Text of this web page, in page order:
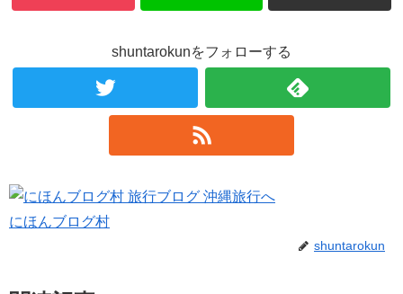
shuntarokunをフォローする
にほんブログ村
shuntarokun